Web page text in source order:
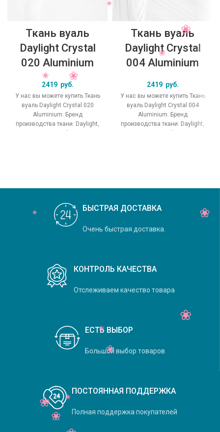
Ткань вуаль
Daylight Crystal
020 Aluminium
2419 руб.
У нас вы можете купить Ткань
вуаль Daylight Crystal 020
Aluminium. Бренд
производства ткани: Daylight,
коллекция Crystal, основной
Ткань вуаль
Daylight Crystal
004 Aluminium
2419 руб.
У нас вы можете купить Ткань
вуаль Daylight Crystal 004
Aluminium. Бренд
производства ткани: Daylight,
коллекция Crystal, основной
БЫСТРАЯ ДОСТАВКА
Очень быстрая доставка.
КОНТРОЛЬ КАЧЕСТВА
Отслеживаем качество товара
ЕСТЬ ВЫБОР
Большой выбор товаров
ПОСТОЯННАЯ ПОДДЕРЖКА
Полная поддержка покупателей